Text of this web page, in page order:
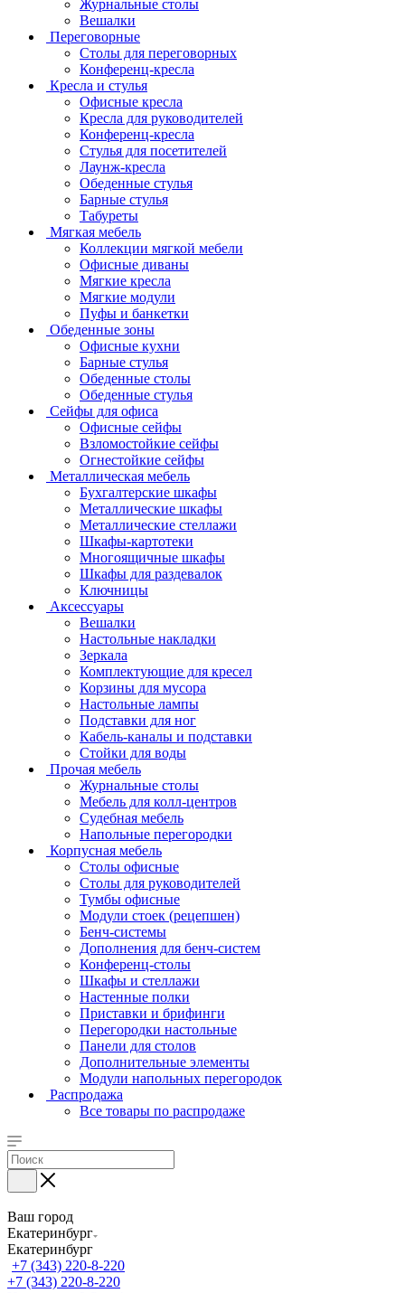
Журнальные столы
Вешалки
Переговорные
Столы для переговорных
Конференц-кресла
Кресла и стулья
Офисные кресла
Кресла для руководителей
Конференц-кресла
Стулья для посетителей
Лаунж-кресла
Обеденные стулья
Барные стулья
Табуреты
Мягкая мебель
Коллекции мягкой мебели
Офисные диваны
Мягкие кресла
Мягкие модули
Пуфы и банкетки
Обеденные зоны
Офисные кухни
Барные стулья
Обеденные столы
Обеденные стулья
Сейфы для офиса
Офисные сейфы
Взломостойкие сейфы
Огнестойкие сейфы
Металлическая мебель
Бухгалтерские шкафы
Металлические шкафы
Металлические стеллажи
Шкафы-картотеки
Многоящичные шкафы
Шкафы для раздевалок
Ключницы
Аксессуары
Вешалки
Настольные накладки
Зеркала
Комплектующие для кресел
Корзины для мусора
Настольные лампы
Подставки для ног
Кабель-каналы и подставки
Стойки для воды
Прочая мебель
Журнальные столы
Мебель для колл-центров
Судебная мебель
Напольные перегородки
Корпусная мебель
Столы офисные
Столы для руководителей
Тумбы офисные
Модули стоек (рецепшен)
Бенч-системы
Дополнения для бенч-систем
Конференц-столы
Шкафы и стеллажи
Настенные полки
Приставки и брифинги
Перегородки настольные
Панели для столов
Дополнительные элементы
Модули напольных перегородок
Распродажа
Все товары по распродаже
Ваш город
Екатеринбург
Екатеринбург
+7 (343) 220-8-220
+7 (343) 220-8-220